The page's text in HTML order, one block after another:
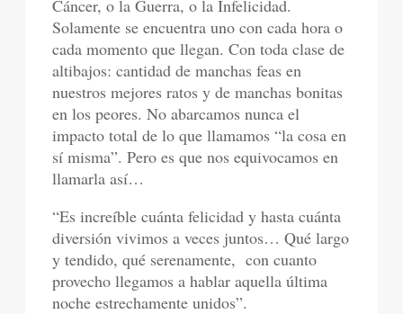
Cáncer, o la Guerra, o la Infelicidad.
Solamente se encuentra uno con cada hora o
cada momento que llegan. Con toda clase de
altibajos: cantidad de manchas feas en
nuestros mejores ratos y de manchas bonitas
en los peores. No abarcamos nunca el
impacto total de lo que llamamos “la cosa en
sí misma”. Pero es que nos equivocamos en
llamarla así…
“Es increíble cuánta felicidad y hasta cuánta
diversión vivimos a veces juntos… Qué largo
y tendido, qué serenamente, con cuanto
provecho llegamos a hablar aquella última
noche estrechamente unidos”.